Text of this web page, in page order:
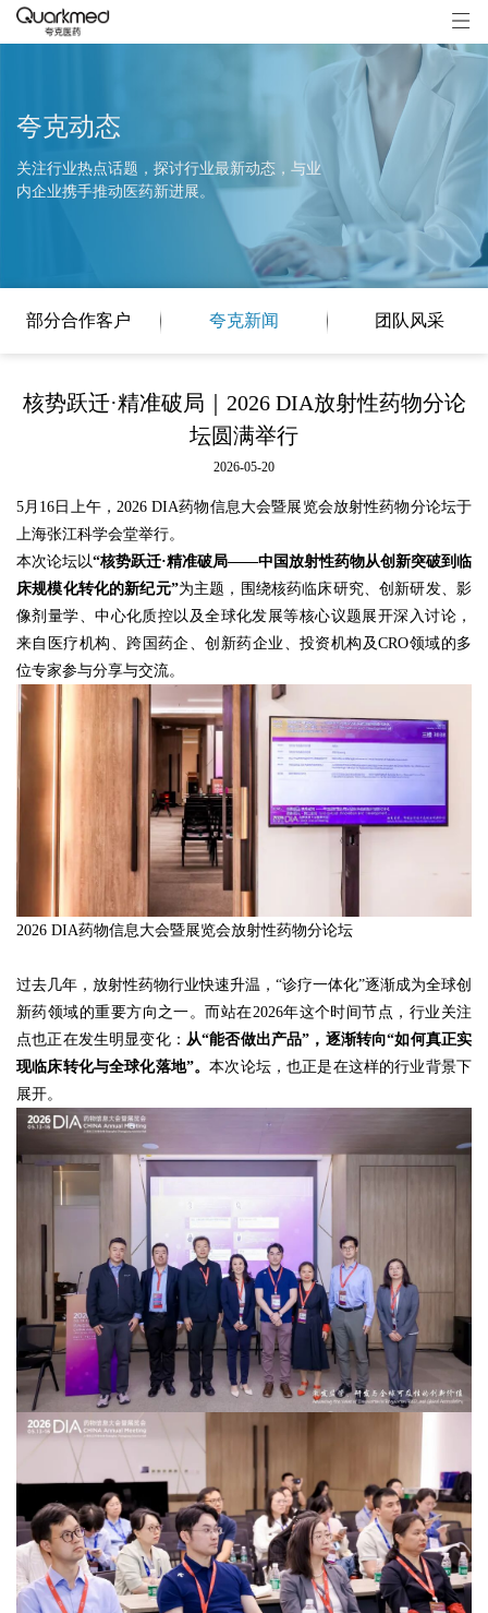
夸克动态
关注行业热点话题，探讨行业最新动态，与业
内企业携手推动医药新进展。
部分合作客户 夸克新闻 团队风采
核势跃迁·精准破局｜2026 DIA放射性药物分论
坛圆满举行
2026-05-20
5月16日上午，2026 DIA药物信息大会暨展览会放射性药物分论坛于
上海张江科学会堂举行。
本次论坛以“核势跃迁·精准破局——中国放射性药物从创新突破到临
床规模化转化的新纪元”为主题，围绕核药临床研究、创新研发、影
像剂量学、中心化质控以及全球化发展等核心议题展开深入讨论，
来自医疗机构、跨国药企、创新药企业、投资机构及CRO领域的多
位专家参与分享与交流。
2026 DIA药物信息大会暨展览会放射性药物分论坛
过去几年，放射性药物行业快速升温，“诊疗一体化”逐渐成为全球创
新药领域的重要方向之一。而站在2026年这个时间节点，行业关注
点也正在发生明显变化： 从“能否做出产品”，逐渐转向“如何真正实
现临床转化与全球化落地”。本次论坛，也正是在这样的行业背景下
展开。